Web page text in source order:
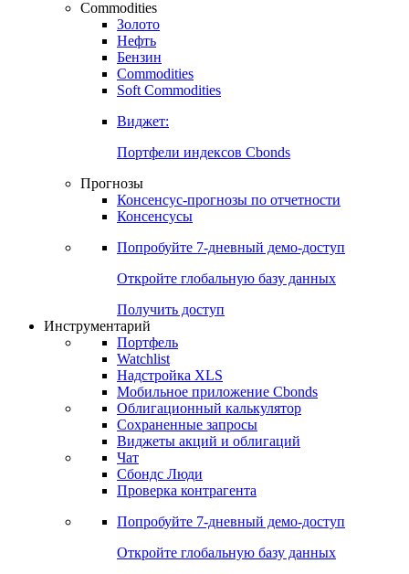
Commodities
Золото
Нефть
Бензин
Commodities
Soft Commodities
Виджет:
Портфели индексов Cbonds
Прогнозы
Консенсус-прогнозы по отчетности
Консенсусы
Попробуйте 7-дневный демо-доступ
Откройте глобальную базу данных
Получить доступ
Инструментарий
Портфель
Watchlist
Надстройка XLS
Мобильное приложение Cbonds
Облигационный калькулятор
Сохраненные запросы
Виджеты акций и облигаций
Чат
Сбондс Люди
Проверка контрагента
Попробуйте 7-дневный демо-доступ
Откройте глобальную базу данных